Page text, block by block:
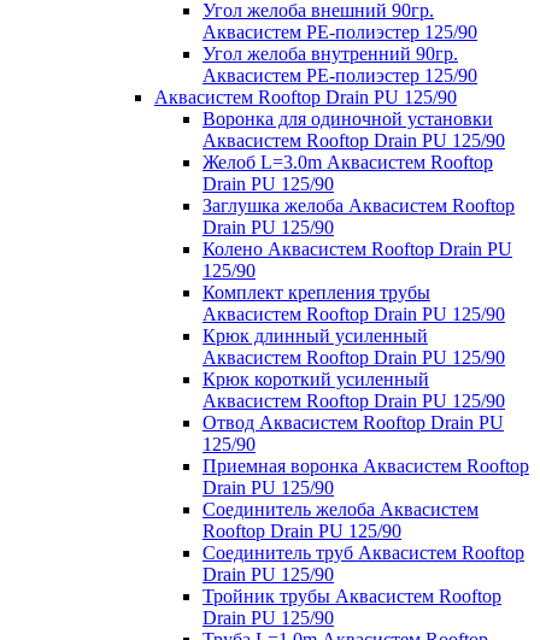
Угол желоба внешний 90гр.
Аквасистем PE-полиэстер 125/90
Угол желоба внутренний 90гр.
Аквасистем PE-полиэстер 125/90
Аквасистем Rooftop Drain PU 125/90
Воронка для одиночной установки
Аквасистем Rooftop Drain PU 125/90
Желоб L=3.0m Аквасистем Rooftop
Drain PU 125/90
Заглушка желоба Аквасистем Rooftop
Drain PU 125/90
Колено Аквасистем Rooftop Drain PU
125/90
Комплект крепления трубы
Аквасистем Rooftop Drain PU 125/90
Крюк длинный усиленный
Аквасистем Rooftop Drain PU 125/90
Крюк короткий усиленный
Аквасистем Rooftop Drain PU 125/90
Отвод Аквасистем Rooftop Drain PU
125/90
Приемная воронка Аквасистем Rooftop
Drain PU 125/90
Соединитель желоба Аквасистем
Rooftop Drain PU 125/90
Соединитель труб Аквасистем Rooftop
Drain PU 125/90
Тройник трубы Аквасистем Rooftop
Drain PU 125/90